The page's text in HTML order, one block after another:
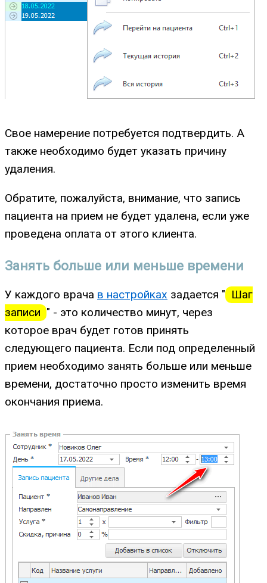
Свое намерение потребуется подтвердить. А
также необходимо будет указать причину
удаления.
Обратите, пожалуйста, внимание, что запись
пациента на прием не будет удалена, если уже
проведена оплата от этого клиента.
Занять больше или меньше времени
У каждого врача в настройках задается " Шаг
записи " - это количество минут, через
которое врач будет готов принять
следующего пациента. Если под определенный
прием необходимо занять больше или меньше
времени, достаточно просто изменить время
окончания приема.